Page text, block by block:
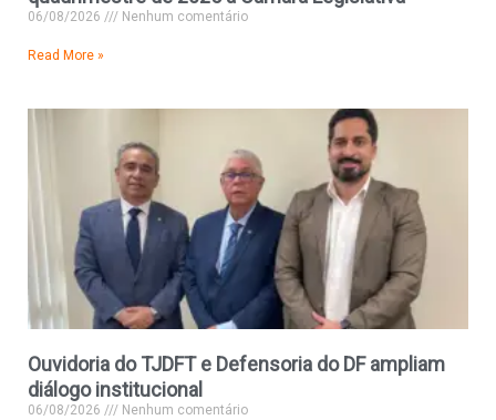
06/08/2026 Nenhum comentário
Read More »
Ouvidoria do TJDFT e Defensoria do DF ampliam
diálogo institucional
06/08/2026 Nenhum comentário